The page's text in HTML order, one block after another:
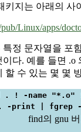
키지는 아래의 사
Linux/apps/
특정 문자열을 포
다. 예를 들면 .o
할 수 있는 몇 몇
. ! -name "*.o"
-print | fgrep
find의 gnu